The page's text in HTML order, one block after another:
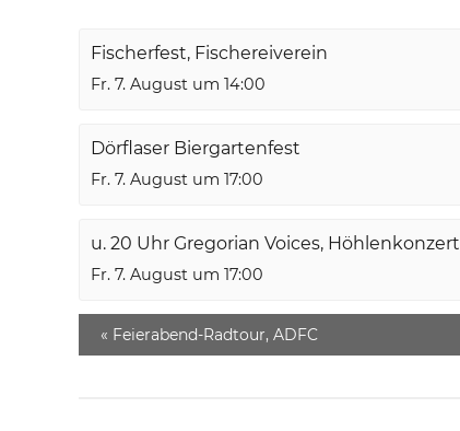
Fischerfest, Fischereiverein
Fr. 7. August um 14:00
Dörflaser Biergartenfest
Fr. 7. August um 17:00
u. 20 Uhr Gregorian Voices, Höhlenkonzert
Fr. 7. August um 17:00
« Feierabend-Radtour, ADFC